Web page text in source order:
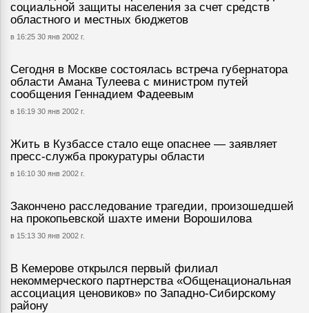
социальной защиты населения за счет средств
областного и местных бюджетов
в 16:25 30 янв 2002 г.
Сегодня в Москве состоялась встреча губернатора
области Амана Тулеева с министром путей
сообщения Геннадием Фадеевым
в 16:19 30 янв 2002 г.
Жить в Кузбассе стало еще опаснее — заявляет
пресс-служба прокуратуры области
в 16:10 30 янв 2002 г.
Закончено расследование трагедии, произошедшей
на прокопьевской шахте имени Ворошилова
в 15:13 30 янв 2002 г.
В Кемерове открылся первый филиал
некоммерческого партнерства «Общенациональная
ассоциация ценовиков» по Западно-Сибирскому
району